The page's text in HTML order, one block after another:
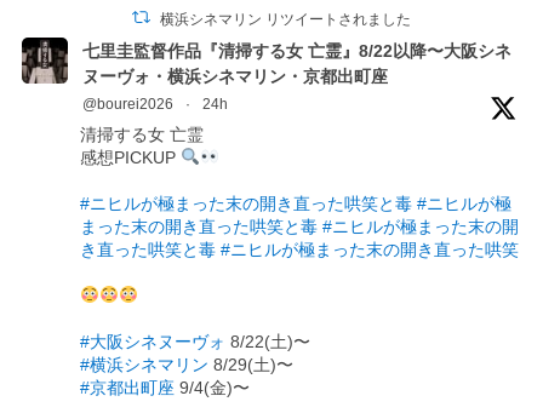
横浜シネマリン リツイートされました
七里圭監督作品『清掃する女 亡霊』8/22以降〜大阪シネ
ヌーヴォ・横浜シネマリン・京都出町座
@bourei2026 · 24h
清掃する女 亡霊
感想PICKUP
#ニヒルが極まった末の開き直った哄笑と毒 #ニヒルが極
まった末の開き直った哄笑と毒 #ニヒルが極まった末の開
き直った哄笑と毒 #ニヒルが極まった末の開き直った哄笑
#大阪シネヌーヴォ 8/22(土)〜
#横浜シネマリン 8/29(土)〜
#京都出町座 9/4(金)〜